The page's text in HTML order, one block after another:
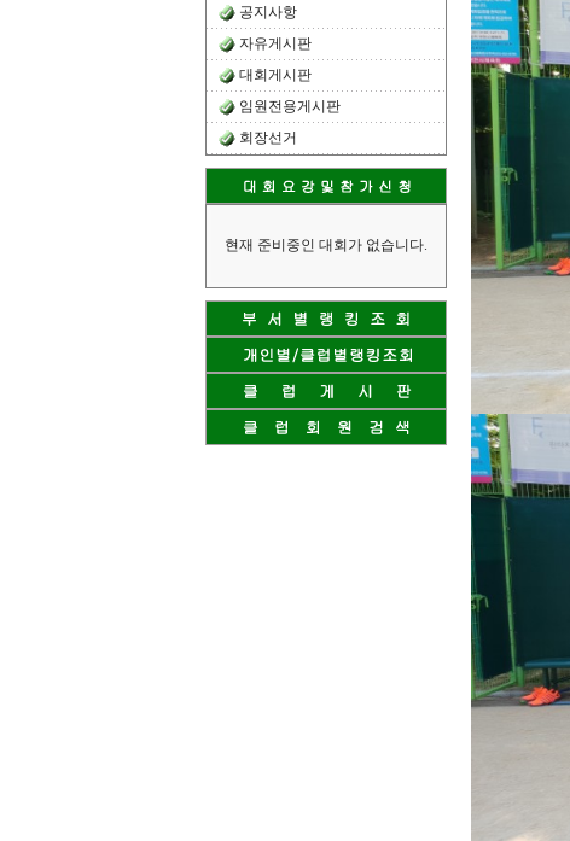
공지사항
자유게시판
대회게시판
임원전용게시판
회장선거
현재 준비중인 대회가 없습니다.